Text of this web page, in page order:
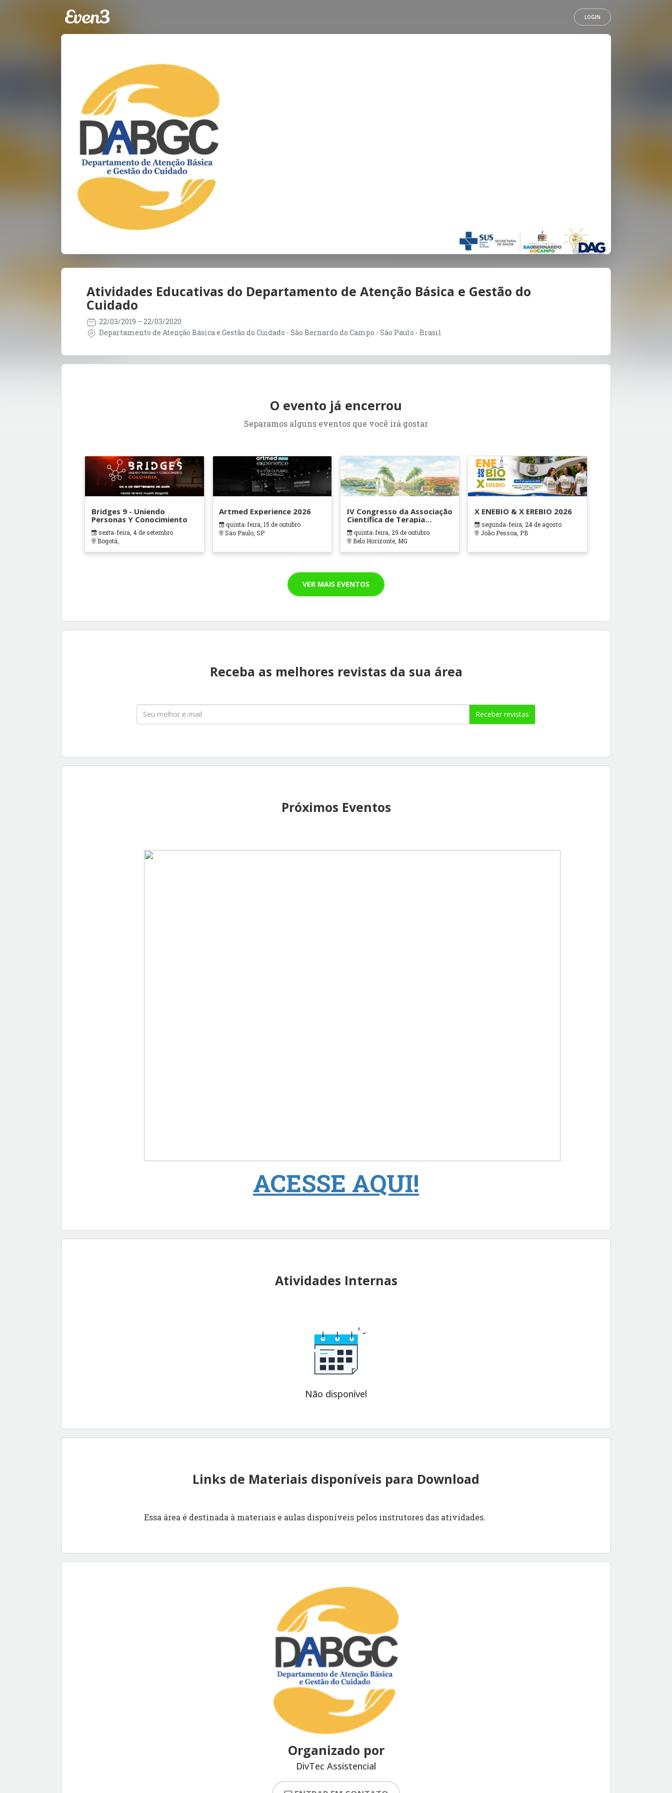
LOGIN
Atividades Educativas do Departamento de Atenção Básica e Gestão do
Cuidado
22/03/2019 – 22/03/2020
Departamento de Atenção Básica e Gestão do Cuidado - São Bernardo do Campo - São Paulo - Brasil
O evento já encerrou
Separamos alguns eventos que você irá gostar
Bridges 9 - Uniendo
Personas Y Conocimiento
sexta-feira, 4 de setembro
Bogotá,
Artmed Experience 2026
quinta-feira, 15 de outubro
Sao Paulo, SP
IV Congresso da Associação
Científica de Terapia
Ocupacional em Contextos
Hospitalares e Cuidados
Paliativos - ATOHOSP
quinta-feira, 29 de outubro
Belo Horizonte, MG
X ENEBIO & X EREBIO 2026
segunda-feira, 24 de agosto
João Pessoa, PB
VER MAIS EVENTOS
Receba as melhores revistas da sua área
Receber revistas
Próximos Eventos
ACESSE AQUI!
Atividades Internas
Não disponível
Links de Materiais disponíveis para Download
Essa área é destinada à materiais e aulas disponíveis pelos instrutores das atividades.
Organizado por
DivTec Assistencial